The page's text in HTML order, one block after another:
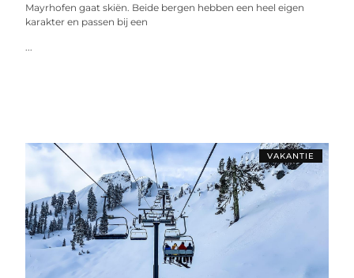
Mayrhofen gaat skiën. Beide bergen hebben een heel eigen
karakter en passen bij een
...
VAKANTIE